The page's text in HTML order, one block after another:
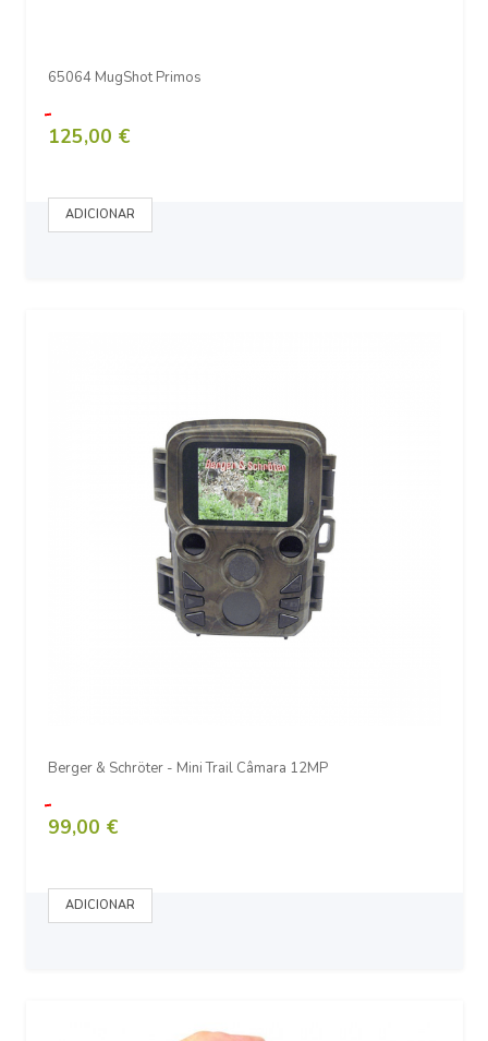
65064 MugShot Primos
125,00 €
Berger & Schröter - Mini Trail Câmara 12MP
99,00 €